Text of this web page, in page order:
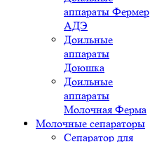
аппараты Фермер
АДЭ
Доильные
аппараты
Доюшка
Доильные
аппараты
Молочная Ферма
Молочные сепараторы
Сепаратор для